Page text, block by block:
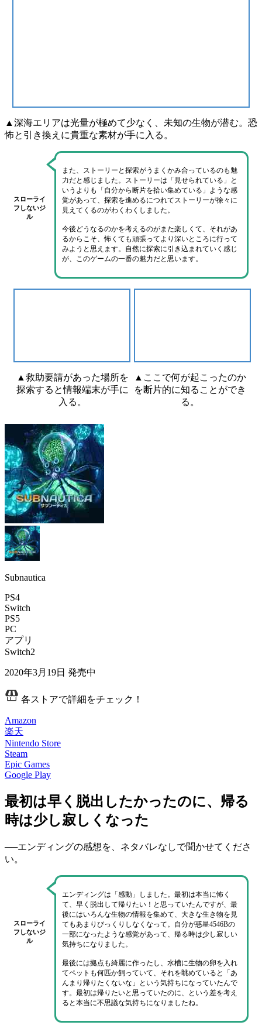
▲深海エリアは光量が極めて少なく、未知の生物が潜む。恐
怖と引き換えに貴重な素材が手に入る。
スローライ
フしないジ
ル
また、 ストーリーと探索がうまくかみ合っているのも魅
力だと感じました。ストーリーは「見せられている」と
いうよりも
「自分から断片を拾い集めている」 ような感
覚があって、探索を進めるにつれてストーリーが徐々に
見えてくるのがわくわくしました。
今後どうなるのかを考えるのがまた楽しくて、それがあ
るからこそ、怖くても頑張ってより深いところに行って
みようと思えます。自然に探索に引き込まれていく感じ
が、 このゲームの一番の魅力だと思います。
▲救助要請があった場所を
探索すると情報端末が手に
入る。
▲ここで何が起こったのか
を断片的に知ることができ
る。
Subnautica
PS4
Switch
PS5
PC
アプリ
Switch2
2020年3月19日 発売中
各ストアで詳細をチェック！
Amazon
楽天
Nintendo Store
Steam
Epic Games
Google Play
最初は早く脱出したかったのに、帰る
時は少し寂しくなった
──エンディングの感想を、ネタバレなしで聞かせてくださ
い。
スローライ
フしないジ
ル
エンディングは「感動」しました。 最初は本当に怖く
て、早く脱出して帰りたい！と思っていたんですが、最
後にはいろんな生物の情報を集めて、大きな生き物を見
てもあまりびっくりしなくなって。 自分が惑星4546Bの
一部になったような感覚があって 、帰る時は少し寂しい
気持ちになりました。
最後には拠点も綺麗に作ったし、水槽に生物の卵を入れ
てペットも何匹か飼っていて、それを眺めていると
「あ
んまり帰りたくないな」
という気持ちになっていたんで
す。 最初は帰りたいと思っていたのに、という差を考え
ると本当に不思議な気持ちになりましたね。